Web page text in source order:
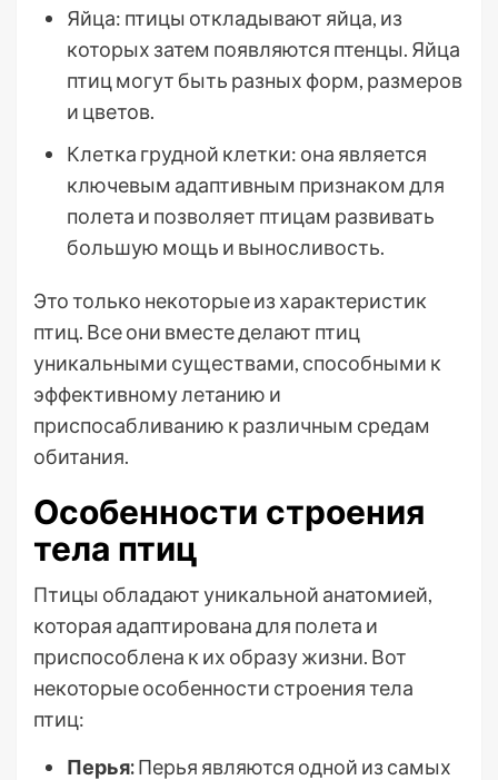
Яйца: птицы откладывают яйца, из
которых затем появляются птенцы. Яйца
птиц могут быть разных форм, размеров
и цветов.
Клетка грудной клетки: она является
ключевым адаптивным признаком для
полета и позволяет птицам развивать
большую мощь и выносливость.
Это только некоторые из характеристик
птиц. Все они вместе делают птиц
уникальными существами, способными к
эффективному летанию и
приспосабливанию к различным средам
обитания.
Особенности строения
тела птиц
Птицы обладают уникальной анатомией,
которая адаптирована для полета и
приспособлена к их образу жизни. Вот
некоторые особенности строения тела
птиц:
Перья:Перья являются одной из самых